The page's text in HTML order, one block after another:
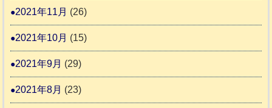
2021年11月 (26)
2021年10月 (15)
2021年9月 (29)
2021年8月 (23)